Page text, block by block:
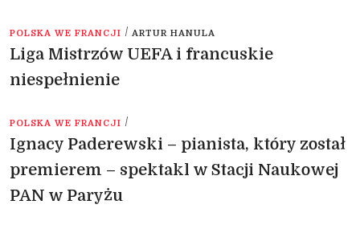
POLSKA WE FRANCJI / ARTUR HANULA
Liga Mistrzów UEFA i francuskie
niespełnienie
POLSKA WE FRANCJI /
Ignacy Paderewski – pianista, który został
premierem – spektakl w Stacji Naukowej
PAN w Paryżu